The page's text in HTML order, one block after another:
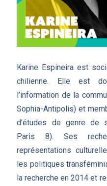
Karine Espineira est
chilienne. Elle est
l’information de la
Sophia-Antipolis) et
d’études de genre de
Paris 8). Ses
représentations
les politiques
la recherche en 2014 et